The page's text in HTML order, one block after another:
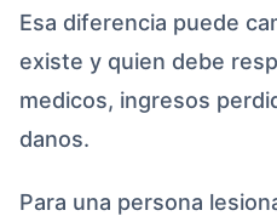
Esa diferencia puede
existe y quien debe
medicos, ingresos
danos.
Para una persona